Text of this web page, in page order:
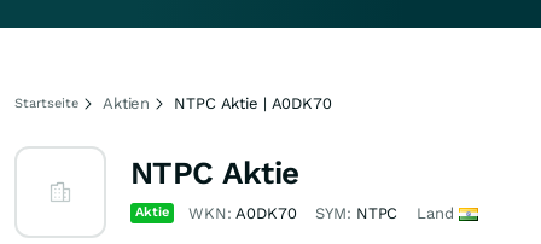
Startseite Aktien NTPC Aktie | A0DK70
NTPC Aktie
Aktie WKN:A0DK70 SYM: NTPC Land